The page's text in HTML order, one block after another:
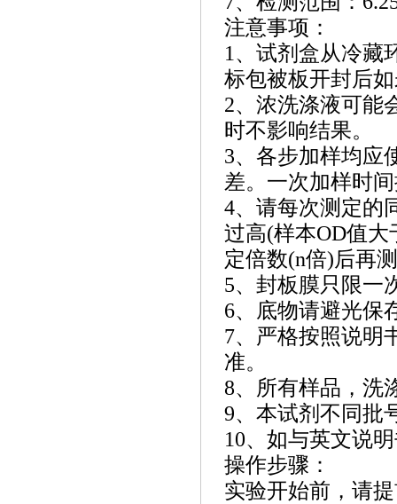
注意事项：
1、试剂盒从冷藏
标包被板开封后
2、浓洗涤液可能
时不影响结果。
3、各步加样均应
差。一次加样时
4、请每次测定的
过高(样本OD值
定倍数(n倍)后再
5、封板膜只限一
6、底物请避光保
7、严格按照说明
准。
8、所有样品，洗
9、本试剂不同批
10、如与英文说
操作步骤：
实验开始前，请